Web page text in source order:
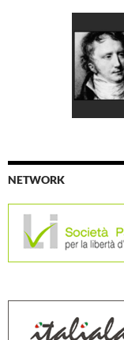
NETWORK